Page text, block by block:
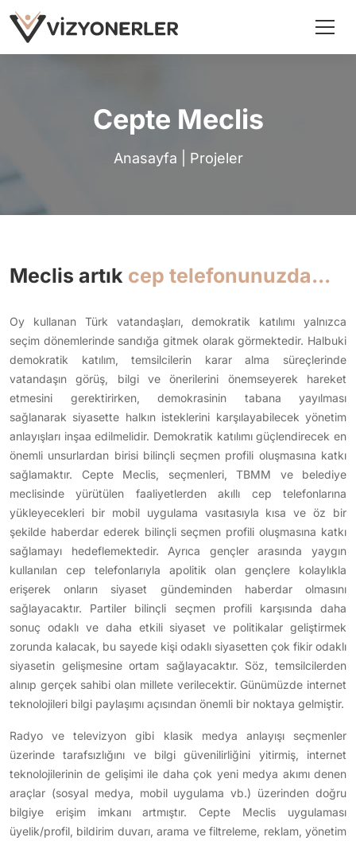
Cepte Meclis
Anasayfa Projeler
Meclis artık cep telefonunuzda...
Oy kullanan Türk vatandaşları, demokratik katılımı yalnızca
seçim dönemlerinde sandığa gitmek olarak görmektedir. Halbuki
demokratik katılım, temsilcilerin karar alma süreçlerinde
vatandaşın görüş, bilgi ve önerilerini önemseyerek hareket
etmesini gerektirirken, demokrasinin tabana yayılması
sağlanarak siyasette halkın isteklerini karşılayabilecek yönetim
anlayışları inşaa edilmelidir. Demokratik katılımı güçlendirecek en
önemli unsurlardan birisi bilinçli seçmen profili oluşmasına katkı
sağlamaktır. Cepte Meclis, seçmenleri, TBMM ve belediye
meclisinde yürütülen faaliyetlerden akıllı cep telefonlarına
yükleyecekleri bir mobil uygulama vasıtasıyla kısa ve öz bir
şekilde haberdar ederek bilinçli seçmen profili oluşmasına katkı
sağlamayı hedeflemektedir. Ayrıca gençler arasında yaygın
kullanılan cep telefonlarıyla apolitik olan gençlere kolaylıkla
erişerek onların siyaset gündeminden haberdar olmasını
sağlayacaktır. Partiler bilinçli seçmen profili karşısında daha
sonuç odaklı ve daha etkili siyaset ve politikalar geliştirmek
zorunda kalacak, bu sayede kişi odaklı siyasetten çok fikir odaklı
siyasetin gelişmesine ortam sağlayacaktır. Söz, temsilcilerden
alınıp gerçek sahibi olan millete verilecektir. Günümüzde internet
teknolojileri bilgi paylaşımı açısından önemli bir noktaya gelmiştir.
Radyo ve televizyon gibi klasik medya anlayışı seçmenler
üzerinde tarafsızlığını ve bilgi güvenilirliğini yitirmiş, internet
teknolojilerinin de gelişimi ile daha çok yeni medya akımı denen
araçlar (sosyal medya, mobil uygulama vb.) üzerinden doğru
bilgiye erişim imkanı artmıştır. Cepte Meclis uygulaması
üyelik/profil, bildirim duvarı, arama ve filtreleme, reklam, yönetim